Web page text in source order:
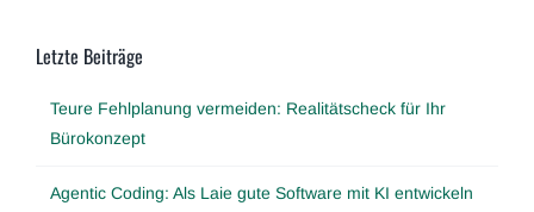
Letzte Beiträge
Teure Fehlplanung vermeiden: Realitätscheck für Ihr
Bürokonzept
Agentic Coding: Als Laie gute Software mit KI entwickeln